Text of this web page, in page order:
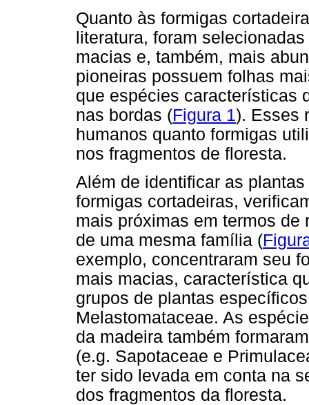
Quanto às formigas
literatura, foram
macias e, também, mais
pioneiras possuem folhas
que espécies características
nas bordas (Figura 1). Esses
humanos quanto formigas
nos fragmentos de floresta.
Além de identificar as
formigas cortadeiras,
mais próximas em termos de
de uma mesma família (
exemplo, concentraram seu
mais macias, característica
grupos de plantas
Melastomataceae. As
da madeira também
(e.g. Sapotaceae e
ter sido levada em conta na
dos fragmentos da floresta.